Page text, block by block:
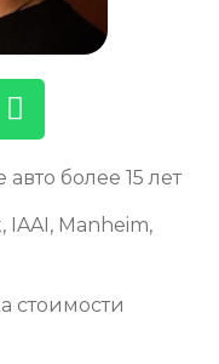
более 15 лет
Manheim,
стоимости